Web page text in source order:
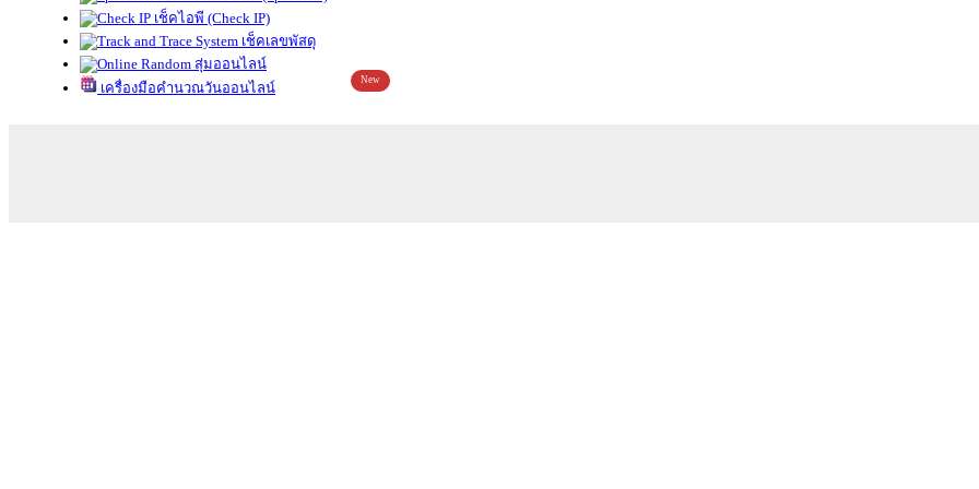
เช็คไอพี (Check IP)
เช็คเลขพัสดุ
สุ่มออนไลน์
เครื่องมือคำนวณวันออนไลน์
New